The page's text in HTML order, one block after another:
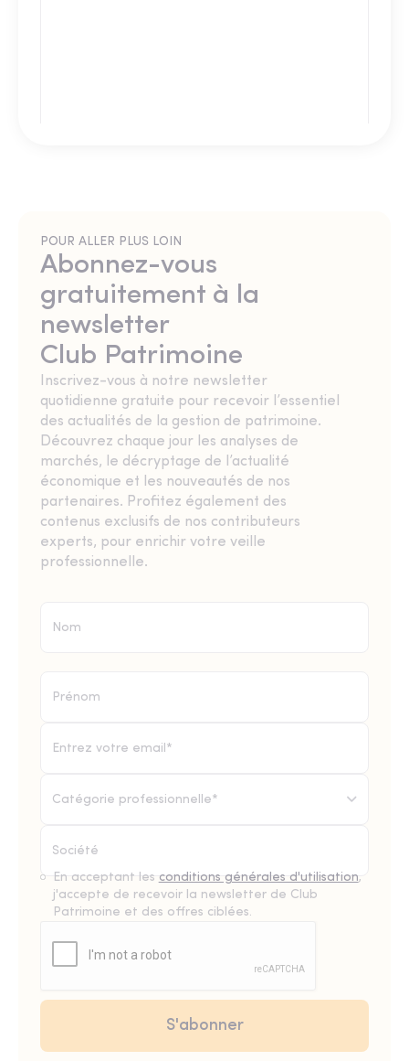
POUR ALLER PLUS LOIN
Abonnez-vous
gratuitement à la
newsletter
Club Patrimoine
Inscrivez-vous à notre newsletter
quotidienne gratuite pour recevoir l’essentiel
des actualités de la gestion de patrimoine.
Découvrez chaque jour les analyses de
marchés, le décryptage de l’actualité
économique et les nouveautés de nos
partenaires. Profitez également des
contenus exclusifs de nos contributeurs
experts, pour enrichir votre veille
professionnelle.
Catégorie professionnelle*
En acceptant les conditions générales d'utilisation,
j'accepte de recevoir la newsletter de Club
Patrimoine et des offres ciblées.